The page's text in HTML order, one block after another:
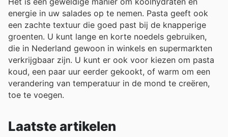
energie in uw salades op te nemen. Pasta geeft ook
een zachte textuur die goed past bij de knapperige
groenten. U kunt lange en korte noedels gebruiken,
die in Nederland gewoon in winkels en supermarkten
verkrijgbaar zijn. U kunt er ook voor kiezen om pasta
koud, een paar uur eerder gekookt, of warm om een
verandering van temperatuur in de mond te creëren,
toe te voegen.
Laatste artikelen